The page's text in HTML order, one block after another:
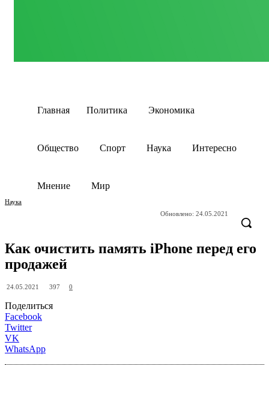
Главная Политика Экономика
Общество Спорт Наука Интересно
Мнение Мир
Наука
Обновлено: 24.05.2021
Как очистить память iPhone перед его
продажей
24.05.2021 397 0
Поделиться
Facebook
Twitter
VK
WhatsApp